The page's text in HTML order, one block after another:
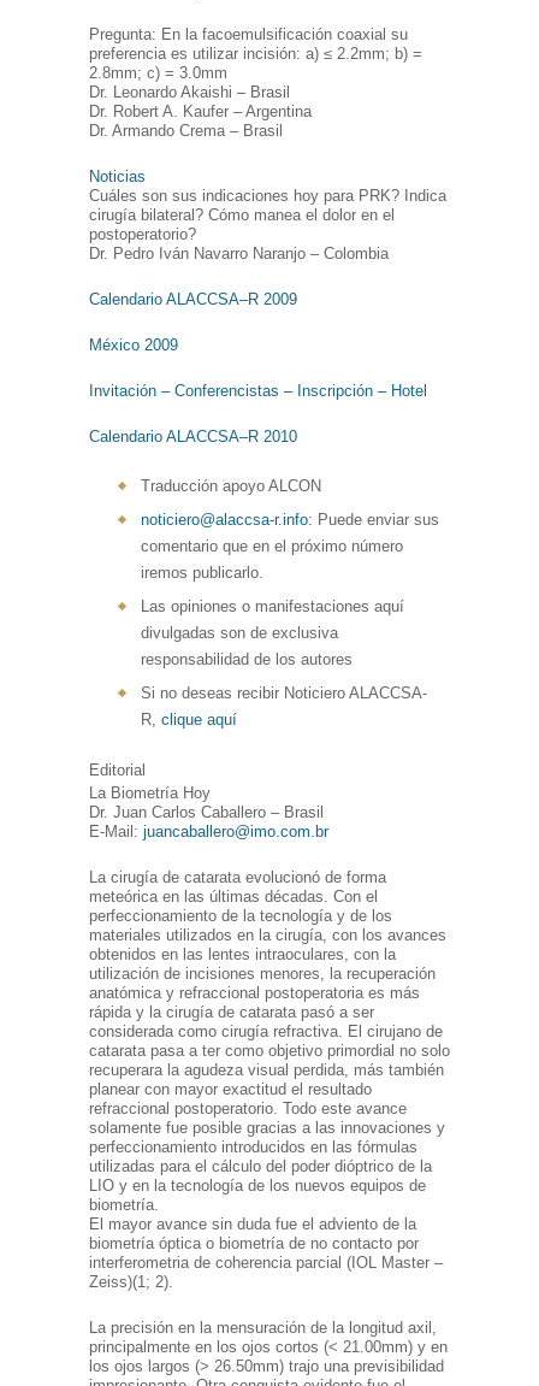
Pregunta: En la facoemulsificación coaxial su
preferencia es utilizar incisión: a) ≤ 2.2mm; b) =
2.8mm; c) = 3.0mm
Dr. Leonardo Akaishi – Brasil
Dr. Robert A. Kaufer – Argentina
Dr. Armando Crema – Brasil
Noticias
Cuáles son sus indicaciones hoy para PRK? Indica
cirugía bilateral? Cómo manea el dolor en el
postoperatorio?
Dr. Pedro Iván Navarro Naranjo – Colombia
Calendario ALACCSA–R 2009
México 2009
Invitación – Conferencistas – Inscripción – Hotel
Calendario ALACCSA–R 2010
Traducción apoyo ALCON
noticiero@alaccsa-r.info: Puede enviar sus
comentario que en el próximo número
iremos publicarlo.
Las opiniones o manifestaciones aquí
divulgadas son de exclusiva
responsabilidad de los autores
Si no deseas recibir Noticiero ALACCSA-
R, clique aquí
Editorial
La Biometría Hoy
Dr. Juan Carlos Caballero – Brasil
E-Mail: juancaballero@imo.com.br
La cirugía de catarata evolucionó de forma
meteórica en las últimas décadas. Con el
perfeccionamiento de la tecnología y de los
materiales utilizados en la cirugía, con los avances
obtenidos en las lentes intraoculares, con la
utilización de incisiones menores, la recuperación
anatómica y refraccional postoperatoria es más
rápida y la cirugía de catarata pasó a ser
considerada como cirugía refractiva. El cirujano de
catarata pasa a ter como objetivo primordial no solo
recuperara la agudeza visual perdida, más también
planear con mayor exactitud el resultado
refraccional postoperatorio. Todo este avance
solamente fue posible gracias a las innovaciones y
perfeccionamiento introducidos en las fórmulas
utilizadas para el cálculo del poder dióptrico de la
LIO y en la tecnología de los nuevos equipos de
biometría.
El mayor avance sin duda fue el adviento de la
biometría óptica o biometría de no contacto por
interferometria de coherencia parcial (IOL Master –
Zeiss)(1; 2).
La precisión en la mensuración de la longitud axil,
principalmente en los ojos cortos (< 21.00mm) y en
los ojos largos (> 26.50mm) trajo una previsibilidad